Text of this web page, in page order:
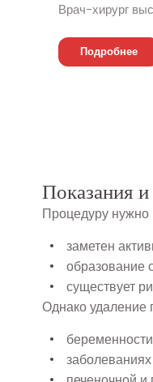
Врач-хирург
Подробнее
Показания
Процедуру нужно
заметен
образование
существует
Однако удаление